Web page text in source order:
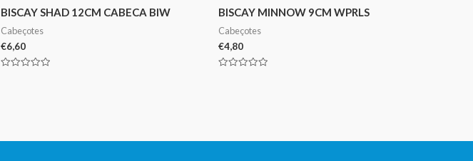
BISCAY SHAD 12CM CABECA BIW
Cabeçotes
€6,60
BISCAY MINNOW 9CM WPRLS
Cabeçotes
€4,80